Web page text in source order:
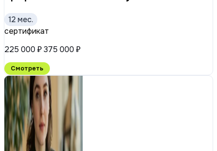
12 мес.
сертификат
225 000 ₽375 000 ₽
Смотреть